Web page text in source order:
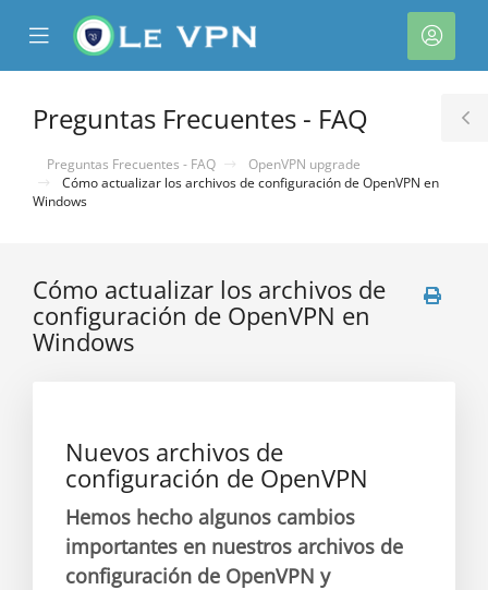
Mobile
Menu
Preguntas Frecuentes - FAQ
Preguntas Frecuentes - FAQ
OpenVPN upgrade
Cómo actualizar los archivos de configuración de OpenVPN en
Windows
Cómo actualizar los archivos de
configuración de OpenVPN en
Windows
Nuevos archivos de
configuración de OpenVPN
Hemos hecho algunos cambios
importantes en nuestros archivos de
configuración de OpenVPN y